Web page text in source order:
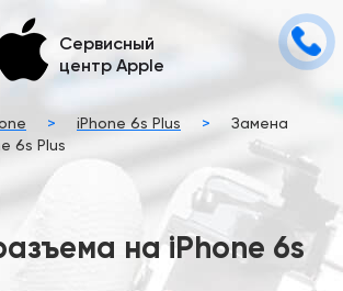
Сервисный
центр Apple
> iPhone 6s Plus >
Замена
6s Plus
на iPhone 6s